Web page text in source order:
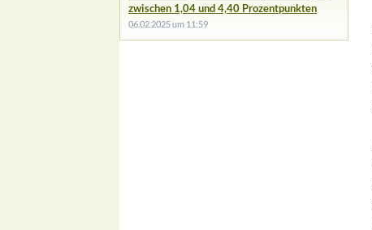
zwischen 1,04 und 4,40 Prozentpunkten
06.02.2025 um 11:59